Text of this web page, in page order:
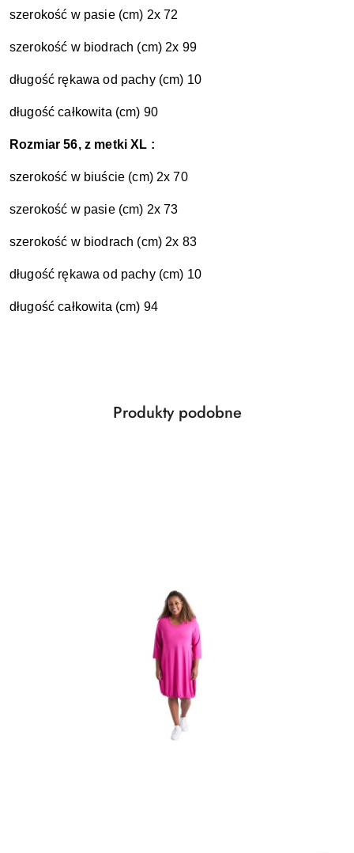
szerokość w pasie (cm) 2x 72
szerokość w biodrach (cm) 2x 99
długość rękawa od pachy (cm) 10
długość całkowita (cm) 90
Rozmiar 56, z metki XL :
szerokość w biuście (cm) 2x 70
szerokość w pasie (cm) 2x 73
szerokość w biodrach (cm) 2x 83
długość rękawa od pachy (cm) 10
długość całkowita (cm) 94
Pomiń karuzelę produktów
Produkty
Produkty podobne